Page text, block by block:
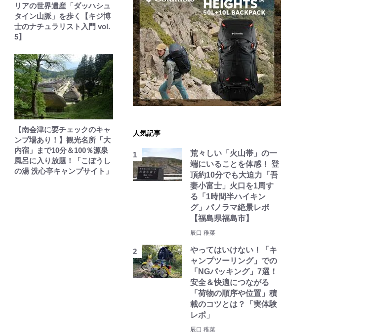
リアの世界遺産「ダッハシュ
タイン山脈」を歩く【キジ博
士のナチュラリスト入門 vol.
5】
【南会津に要チェックのキャ
ンプ場あり！】観光名所「大
内宿」まで10分＆100％源泉
風呂に入り放題！「こぼうし
の湯 洗心亭キャンプサイト」
人気記事
荒々しい「火山帯」の一
端にいることを体感！ 登
頂約10分でも大迫力「吾
妻小富士」火口を1周す
る「1時間半ハイキン
グ」パノラマ絶景レポ
【福島県福島市】
辰口 稚菜
やってはいけない！「キ
ャンプツーリング」での
「NGパッキング」7選！
安全＆快適につながる
「荷物の順序や位置」積
載のコツとは？「実体験
レポ」
辰口 稚菜